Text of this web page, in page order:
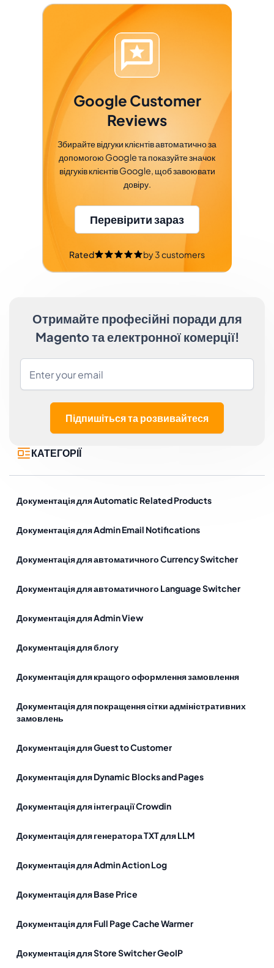
Google Customer
Reviews
Збирайте відгуки клієнтів автоматично за
допомогою Google та показуйте значок
відгуків клієнтів Google, щоб завоювати
довіру.
Перевірити зараз
Rated by3customers
Отримайте професійні поради для
Magento та електронної комерції!
Підпишіться та розвивайтеся
КАТЕГОРІЇ
Документація для Automatic Related Products
Документація для Admin Email Notifications
Документація для автоматичного Currency Switcher
Документація для автоматичного Language Switcher
Документація для Admin View
Документація для блогу
Документація для кращого оформлення замовлення
Документація для покращення сітки адміністративних
замовлень
Документація для Guest to Customer
Документація для Dynamic Blocks and Pages
Документація для інтеграції Crowdin
Документація для генератора TXT для LLM
Документація для Admin Action Log
Документація для Base Price
Документація для Full Page Cache Warmer
Документація для Store Switcher GeoIP